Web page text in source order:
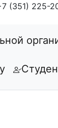
(351) 225-